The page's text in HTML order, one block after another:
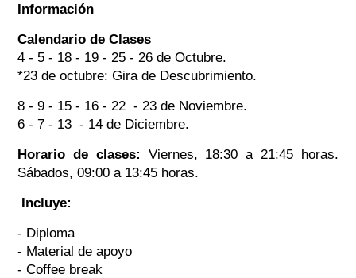
Información
Calendario de Clases
4 - 5 - 18 - 19 - 25 - 26 de Octubre.
*23 de octubre: Gira de Descubrimiento.
8 - 9 - 15 - 16 - 22 - 23 de Noviembre.
6 - 7 - 13 - 14 de Diciembre.
Horario de clases: Viernes, 18:30 a 21:45 horas.
Sábados, 09:00 a 13:45 horas.
Incluye:
- Diploma
- Material de apoyo
- Coffee break